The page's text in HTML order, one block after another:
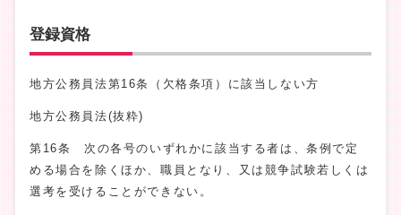
登録資格
地方公務員法第16条（欠格条項）に該当しない方
地方公務員法(抜粋)
第16条 次の各号のいずれかに該当する者は、条例で定
める場合を除くほか、職員となり、又は競争試験若しくは
選考を受けることができない。